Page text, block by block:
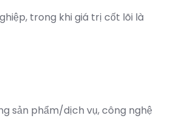
trong khi giá trị cốt lõi là
sản phẩm/dịch vụ, công nghệ